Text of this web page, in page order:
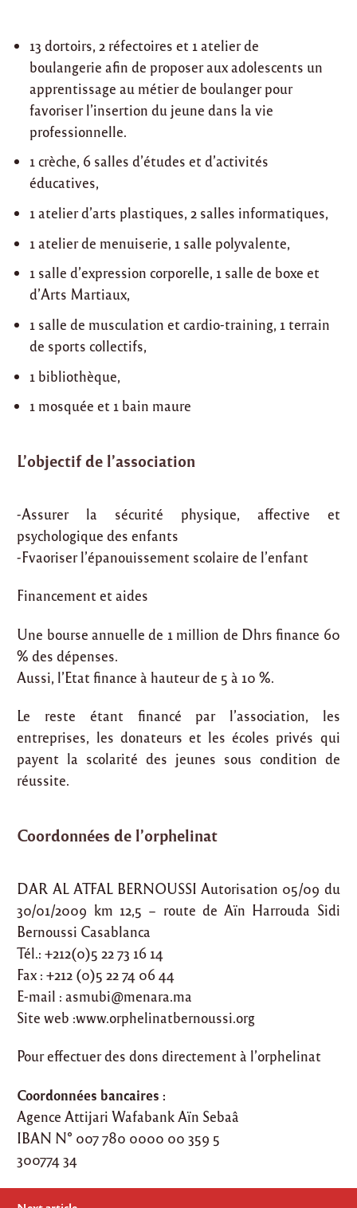
13 dortoirs, 2 réfectoires et 1 atelier de
boulangerie afin de proposer aux adolescents un
apprentissage au métier de boulanger pour
favoriser l’insertion du jeune dans la vie
professionnelle.
1 crèche, 6 salles d’études et d’activités
éducatives,
1 atelier d’arts plastiques, 2 salles informatiques,
1 atelier de menuiserie, 1 salle polyvalente,
1 salle d’expression corporelle, 1 salle de boxe et
d’Arts Martiaux,
1 salle de musculation et cardio-training, 1 terrain
de sports collectifs,
1 bibliothèque,
1 mosquée et 1 bain maure
L’objectif de l’association
-Assurer la sécurité physique, affective et
psychologique des enfants
-Fvaoriser l’épanouissement scolaire de l’enfant
Financement et aides
Une bourse annuelle de 1 million de Dhrs finance 60
% des dépenses.
Aussi, l’Etat finance à hauteur de 5 à 10 %.
Le reste étant financé par l’association, les
entreprises, les donateurs et les écoles privés qui
payent la scolarité des jeunes sous condition de
réussite.
Coordonnées de l’orphelinat
DAR AL ATFAL BERNOUSSI Autorisation 05/09 du
30/01/2009 km 12,5 – route de Aïn Harrouda Sidi
Bernoussi Casablanca
Tél.: +212(0)5 22 73 16 14
Fax : +212 (0)5 22 74 06 44
E-mail :asmubi@menara.ma
Site web :www.orphelinatbernoussi.org
Pour effectuer des dons directement à l’orphelinat
Coordonnées bancaires :
Agence Attijari Wafabank Aïn Sebaâ
IBAN N° 007 780 0000 00 359 5
300774 34
Post